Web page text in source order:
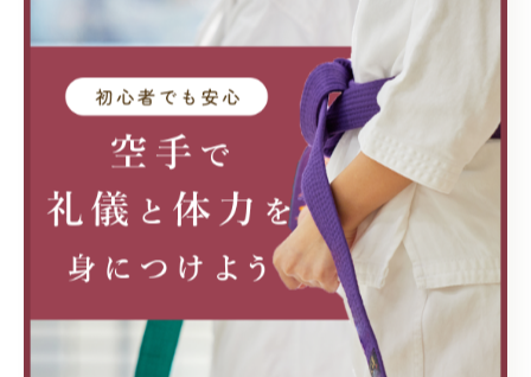
#最高のパフォーマンスへ
< 前のページ 一覧に戻る 次のページ >
カテゴリー Categories